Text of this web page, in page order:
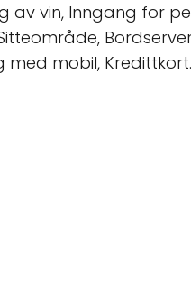
av vin, Inngang for
med mobil, Kredittkort.